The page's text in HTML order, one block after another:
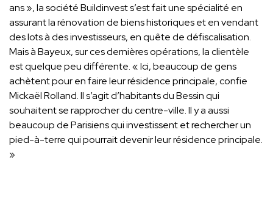
ans », la société Buildinvest s’est fait une spécialité en
assurant la rénovation de biens historiques et en vendant
des lots à des investisseurs, en quête de défiscalisation.
Mais à Bayeux, sur ces dernières opérations, la clientèle
est quelque peu différente. « Ici, beaucoup de gens
achètent pour en faire leur résidence principale, confie
Mickaël Rolland. Il s’agit d’habitants du Bessin qui
souhaitent se rapprocher du centre-ville. Il y a aussi
beaucoup de Parisiens qui investissent et rechercher un
pied-à-terre qui pourrait devenir leur résidence principale.
»